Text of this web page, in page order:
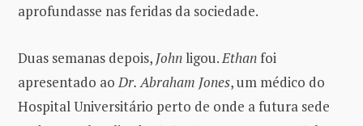
aprofundasse nas feridas da sociedade.
Duas semanas depois, John ligou.Ethanfoi
apresentado aoDr. Abraham Jones, um médico do
Hospital Universitário perto de onde a futura sede